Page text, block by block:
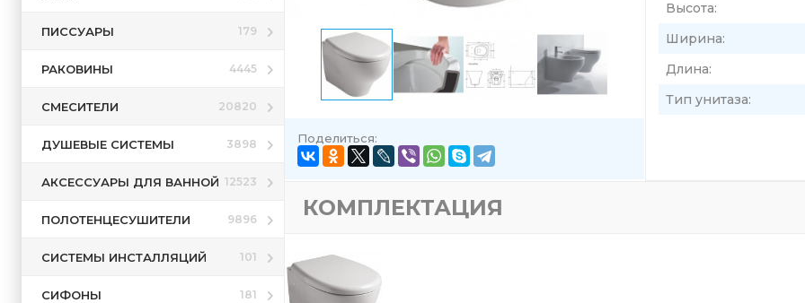
ПИССУАРЫ 179
РАКОВИНЫ 4445
СМЕСИТЕЛИ 20820
ДУШЕВЫЕ СИСТЕМЫ 3898
АКСЕССУАРЫ ДЛЯ ВАННОЙ 12523
ПОЛОТЕНЦЕСУШИТЕЛИ 9896
СИСТЕМЫ ИНСТАЛЛЯЦИЙ 101
СИФОНЫ 181
Поделиться:
Высота:
Ширина:
Длина:
Тип унитаза:
КОМПЛЕКТАЦИЯ